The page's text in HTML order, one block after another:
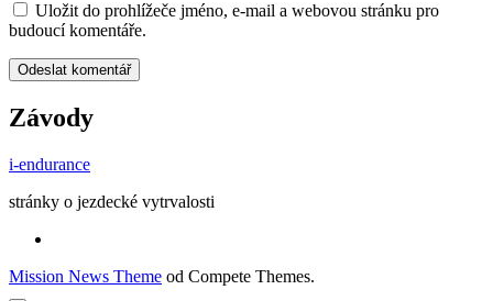
Uložit do prohlížeče jméno, e-mail a webovou stránku pro
budoucí komentáře.
Závody
i-endurance
stránky o jezdecké vytrvalosti
Mission News Theme od Compete Themes.